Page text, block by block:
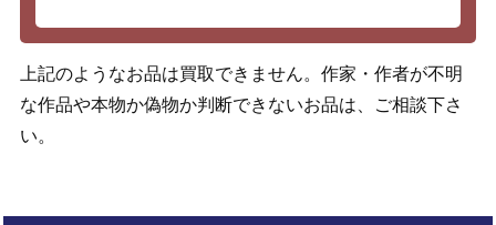
上記のようなお品は買取できません。作家・作者が不明
な作品や本物か偽物か判断できないお品は、ご相談下さ
い。